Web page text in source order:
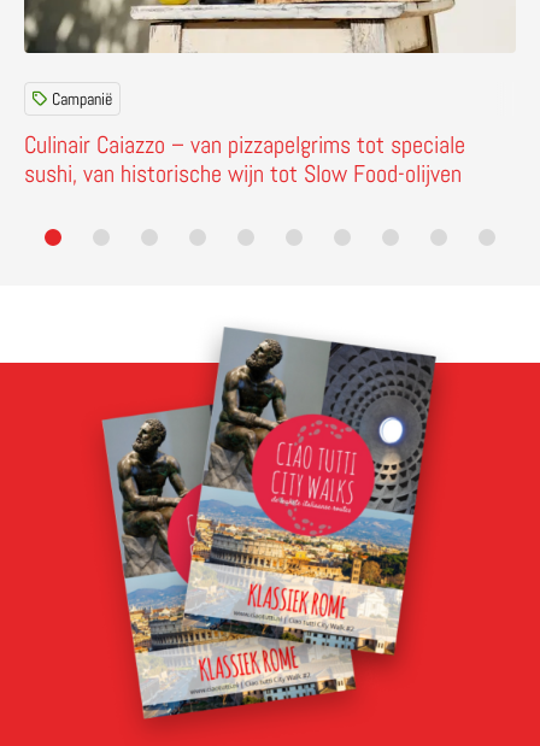
Culinair Caiazzo – van pizzapelgrims tot speciale
sushi, van historische wijn tot Slow Food-olijven
Campanië